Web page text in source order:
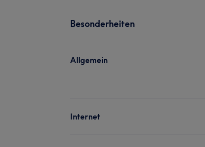
Besonderheiten
Allgemein
Internet